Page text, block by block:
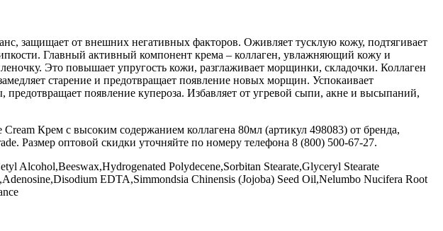
защищает от внешних негативных факторов. Оживляет тусклую кожу, подтягивает
Главный активный компонент крема – коллаген, увлажняющий кожу и
Это повышает упругость кожи, разглаживает морщинки, складочки. Коллаген
старение и предотвращает появление новых морщин. Успокаивает
появление купероза. Избавляет от угревой сыпи, акне и высыпаний,
Крем с высоким содержанием коллагена 80мл (артикул 498083) от бренда,
Размер оптовой скидки уточняйте по номеру телефона 8 (800) 500-67-27.
Alcohol,Beeswax,Hydrogenated Polydecene,Sorbitan Stearate,Glyceryl Stearate
EDTA,Simmondsia Chinensis (Jojoba) Seed Oil,Nelumbo Nucifera Root